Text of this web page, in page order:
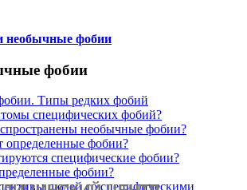
необычные фобии
фобии
Типы редких фобий
специфических фобий?
необычные фобии?
определенные фобии?
специфические фобии?
фобии?
людей со специфическими